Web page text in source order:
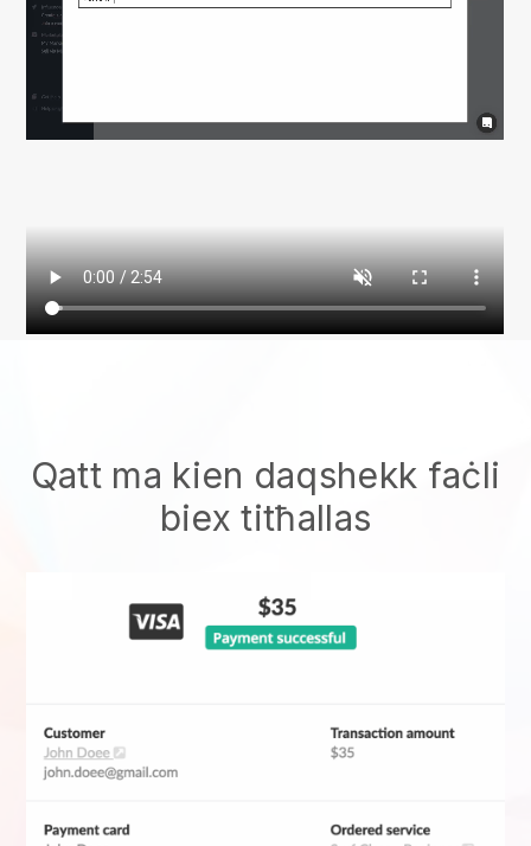
Qatt ma kien daqshekk faċli
biex titħallas